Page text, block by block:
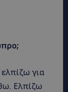
για
Ελπίζω